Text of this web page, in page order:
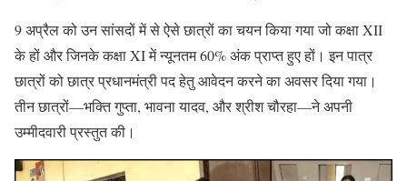
9 अप्रैल को उन सांसदों में से ऐसे छात्रों का चयन किया गया जो कक्षा XII
के हों और जिनके कक्षा XI में न्यूनतम 60% अंक प्राप्त हुए हों। इन पात्र
छात्रों को छात्र प्रधानमंत्री पद हेतु आवेदन करने का अवसर दिया गया।
तीन छात्रों—भक्ति गुप्ता, भावना यादव, और श्रीश चौरहा—ने अपनी
उम्मीदवारी प्रस्तुत की।